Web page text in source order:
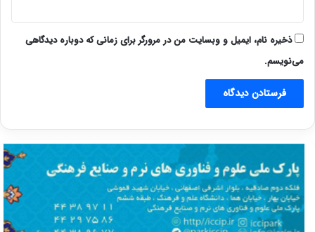
ذخیره نام، ایمیل و وبسایت من در مرورگر برای زمانی که دوباره دیدگاهی
می‌نویسم.